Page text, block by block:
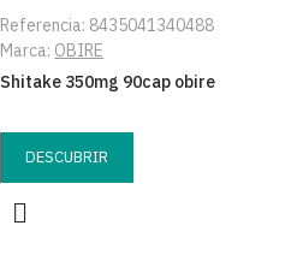
Referencia: 8435041340488
Marca: OBIRE
Shitake 350mg 90cap obire
DESCUBRIR